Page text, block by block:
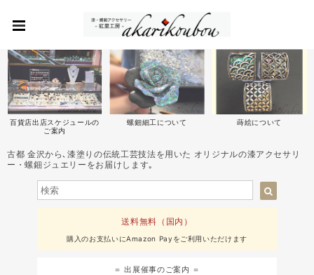
百貨店出店スケジュールの
ご案内
螺鈿細工について 蒔絵について
古都 金沢から､漆塗りの伝統工芸技法を用いた オリジナルの漆アクセサリ
ー・螺鈿ジュエリーをお届けします｡
送料無料（国内）
購入のお支払いにAmazon Payをご利用いただけます
＝ 出展催事のご案内 ＝